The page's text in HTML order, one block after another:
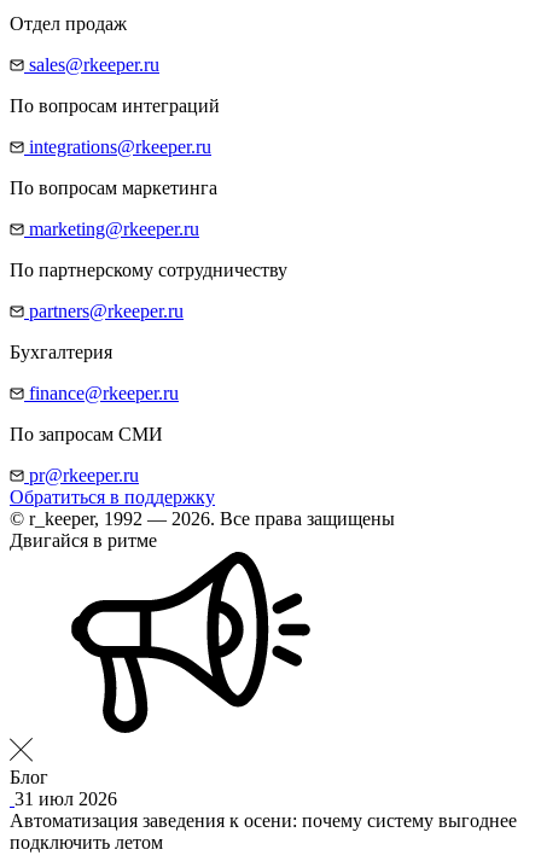
Отдел продаж
sales@rkeeper.ru
По вопросам интеграций
integrations@rkeeper.ru
По вопросам маркетинга
marketing@rkeeper.ru
По партнерскому сотрудничеству
partners@rkeeper.ru
Бухгалтерия
finance@rkeeper.ru
По запросам СМИ
pr@rkeeper.ru
Обратиться в поддержку
© r_keeper, 1992 — 2026. Все права защищены
Двигайся в ритме
Блог
31 июл 2026
Автоматизация заведения к осени: почему систему выгоднее
подключить летом